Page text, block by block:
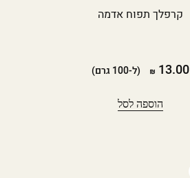
קרפלך תפוח אדמה
13.00 (ל-100 גרם)
הוספה לסל